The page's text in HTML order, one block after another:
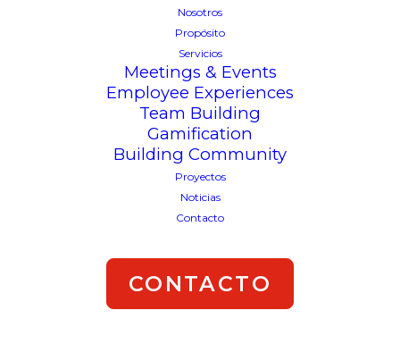
Nosotros
Propósito
Servicios
Meetings & Events
Employee Experiences
Team Building
Gamification
Building Community
Proyectos
Noticias
Contacto
CONTACTO